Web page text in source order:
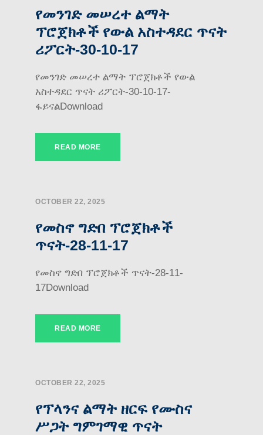
የመንገድ መሠረተ ልማት
ፕሮጀክቶች የውል አስተዳደር ጥናት
ሪፖርት-30-10-17
የመንገድ መሠረተ ልማት ፕሮጀክቶች የውል
አስተዳደር ጥናት ሪፖርት-30-10-17-
ፋይናልDownload
READ MORE
OCTOBER 22, 2025
የመስኖ ግድበ ፕሮጀክቶች
ጥናት-28-11-17
የመስኖ ግድበ ፕሮጀክቶች ጥናት-28-11-
17Download
READ MORE
OCTOBER 22, 2025
የፕላንና ልማት ዘርፍ የሙስና
ሥጋት ግምገማዊ ጥናት